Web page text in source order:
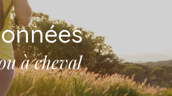
à cheval